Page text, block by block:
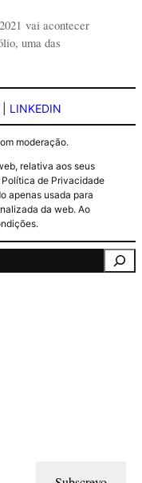
vai acontecer
uma das
LINKEDIN
moderação.
relativa aos seus
de Privacidade
apenas usada para
da web. Ao